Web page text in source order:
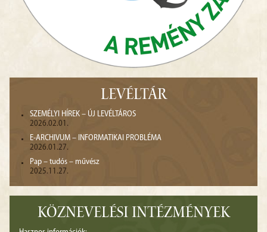
LEVÉLTÁR
SZEMÉLYI HÍREK – ÚJ LEVÉLTÁROS
2026.02.01.
E-ARCHIVUM – INFORMATIKAI PROBLÉMA
2026.01.27.
Pap – tudós – művész
2025.11.27.
KÖZNEVELÉSI INTÉZMÉNYEK